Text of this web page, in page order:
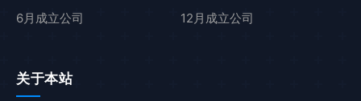
6月成立公司
12月成立公司
关于本站